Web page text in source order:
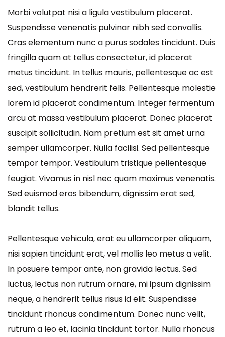
Morbi volutpat nisi a ligula vestibulum placerat.
Suspendisse venenatis pulvinar nibh sed convallis.
Cras elementum nunc a purus sodales tincidunt. Duis
fringilla quam at tellus consectetur, id placerat
metus tincidunt. In tellus mauris, pellentesque ac est
sed, vestibulum hendrerit felis. Pellentesque molestie
lorem id placerat condimentum. Integer fermentum
arcu at massa vestibulum placerat. Donec placerat
suscipit sollicitudin. Nam pretium est sit amet urna
semper ullamcorper. Nulla facilisi. Sed pellentesque
tempor tempor. Vestibulum tristique pellentesque
feugiat. Vivamus in nisl nec quam maximus venenatis.
Sed euismod eros bibendum, dignissim erat sed,
blandit tellus.
Pellentesque vehicula, erat eu ullamcorper aliquam,
nisi sapien tincidunt erat, vel mollis leo metus a velit.
In posuere tempor ante, non gravida lectus. Sed
luctus, lectus non rutrum ornare, mi ipsum dignissim
neque, a hendrerit tellus risus id elit. Suspendisse
tincidunt rhoncus condimentum. Donec nunc velit,
rutrum a leo et, lacinia tincidunt tortor. Nulla rhoncus